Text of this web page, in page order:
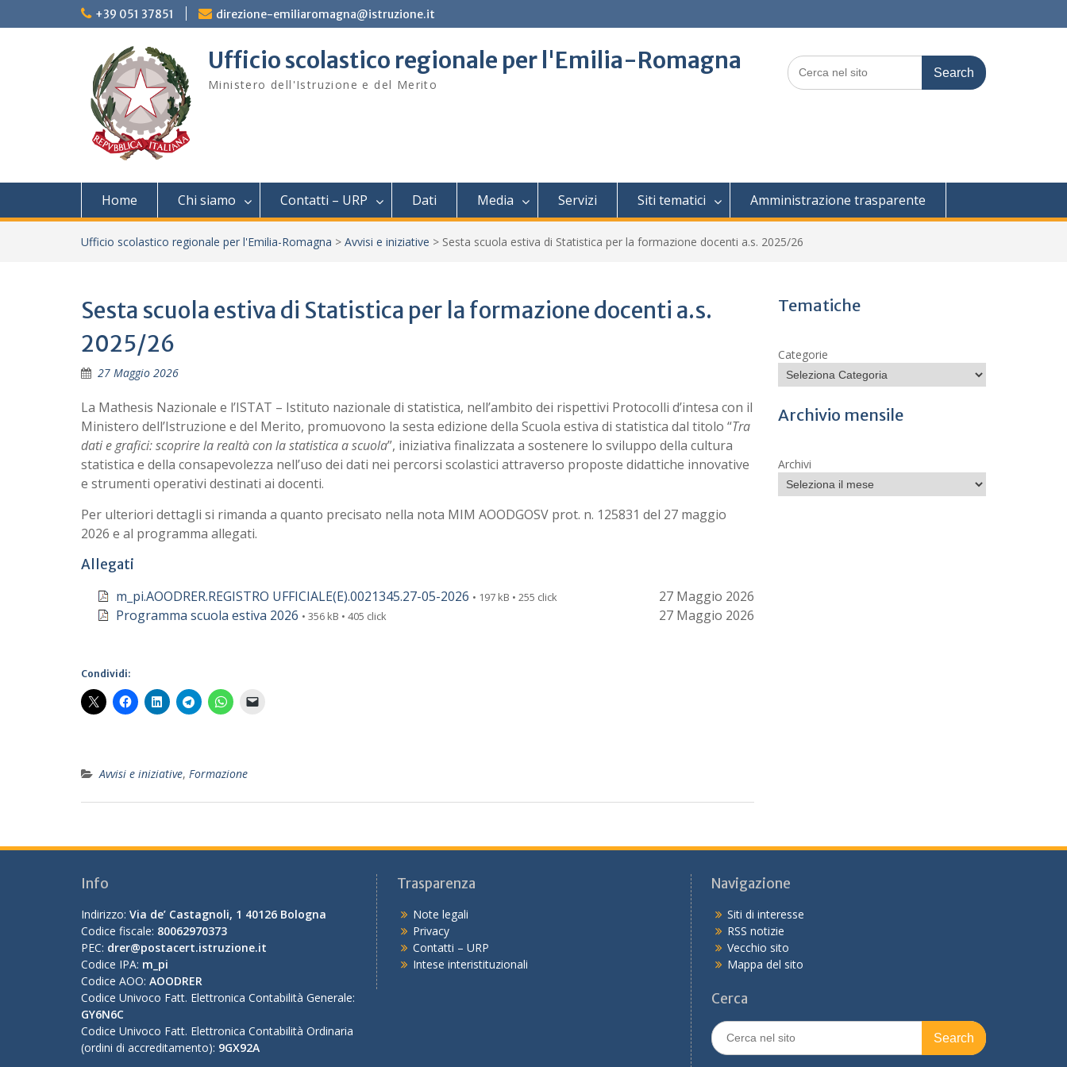
to
+39 051 37851 direzione-emiliaromagna@istruzione.it
Ufficio scolastico regionale per l'Emilia-Romagna
Ministero dell'Istruzione e del Merito
Search
for:
Home Chi siamo Contatti – URP Dati Media Servizi Siti tematici Amministrazione trasparente
Ufficio scolastico regionale per l'Emilia-Romagna > Avvisi e iniziative > Sesta scuola estiva di Statistica per la formazione docenti a.s. 2025/26
Sesta scuola estiva di Statistica per la formazione docenti a.s.
2025/26
27 Maggio 2026
La Mathesis Nazionale e l’ISTAT – Istituto nazionale di statistica, nell’ambito dei rispettivi Protocolli d’intesa con il
Ministero dell’Istruzione e del Merito, promuovono la sesta edizione della Scuola estiva di statistica dal titolo “Tra
dati e grafici: scoprire la realtà con la statistica a scuola”, iniziativa finalizzata a sostenere lo sviluppo della cultura
statistica e della consapevolezza nell’uso dei dati nei percorsi scolastici attraverso proposte didattiche innovative
e strumenti operativi destinati ai docenti.
Per ulteriori dettagli si rimanda a quanto precisato nella nota MIM AOODGOSV prot. n. 125831 del 27 maggio
2026 e al programma allegati.
Allegati
m_pi.AOODRER.REGISTRO UFFICIALE(E).0021345.27-05-2026 • 197 kB • 255 click
27 Maggio 2026
Programma scuola estiva 2026 • 356 kB • 405 click 27 Maggio 2026
Condividi:
Avvisi e iniziative, Formazione
Tematiche
Categorie
Archivio mensile
Archivi
Info
Indirizzo: Via de’ Castagnoli, 1 40126 Bologna
Codice fiscale: 80062970373
PEC: drer@postacert.istruzione.it
Codice IPA: m_pi
Codice AOO: AOODRER
Codice Univoco Fatt. Elettronica Contabilità Generale:
GY6N6C
Codice Univoco Fatt. Elettronica Contabilità Ordinaria
(ordini di accreditamento): 9GX92A
Trasparenza
Note legali
Privacy
Contatti – URP
Intese interistituzionali
Navigazione
Siti di interesse
RSS notizie
Vecchio sito
Mappa del sito
Cerca
Search
for: